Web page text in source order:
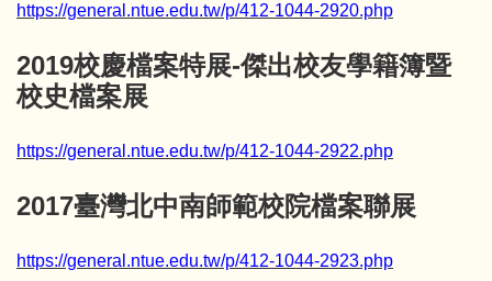
https://general.ntue.edu.tw/p/412-1044-2920.php
2019校慶檔案特展-傑出校友學籍簿暨
校史檔案展
https://general.ntue.edu.tw/p/412-1044-2922.php
2017臺灣北中南師範校院檔案聯展
https://general.ntue.edu.tw/p/412-1044-2923.php